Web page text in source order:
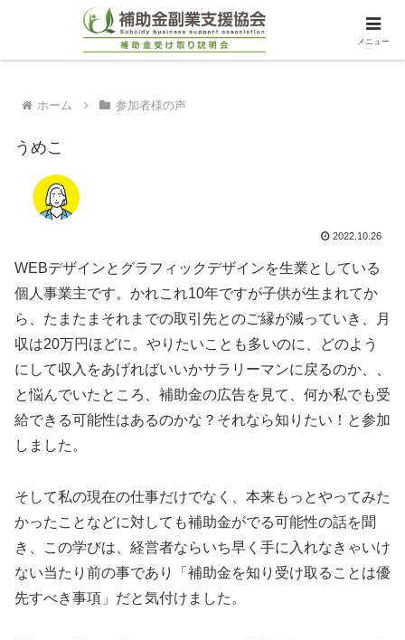
ホーム 参加者様の声
うめこ
2022.10.26
WEBデザインとグラフィックデザインを生業としている
個人事業主です。かれこれ10年ですが子供が生まれてか
ら、たまたまそれまでの取引先とのご縁が減っていき、月
収は20万円ほどに。やりたいことも多いのに、どのよう
にして収入をあげればいいかサラリーマンに戻るのか、、
と悩んでいたところ、補助金の広告を見て、何か私でも受
給できる可能性はあるのかな？それなら知りたい！と参加
しました。
そして私の現在の仕事だけでなく、本来もっとやってみた
かったことなどに対しても補助金がでる可能性の話を聞
き、この学びは、経営者ならいち早く手に入れなきゃいけ
ない当たり前の事であり「補助金を知り受け取ることは優
先すべき事項」だと気付けました。
メニュー